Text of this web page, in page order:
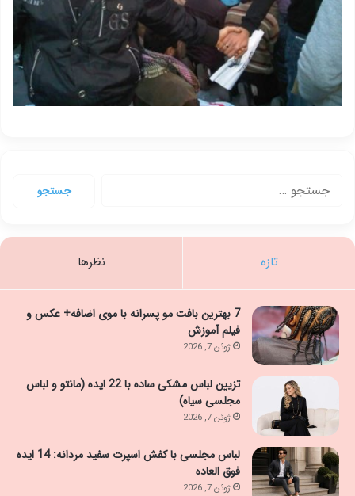
تازه نظرها
7 بهترین بافت مو پسرانه با موی اضافه+ عکس و
فیلم آموزش
ژوئن 7, 2026
تزیین لباس مشکی ساده با 22 ایده (مانتو و لباس
مجلسی سیاه)
ژوئن 7, 2026
لباس مجلسی با کفش اسپرت سفید مردانه: 14 ایده
فوق العاده
ژوئن 7, 2026